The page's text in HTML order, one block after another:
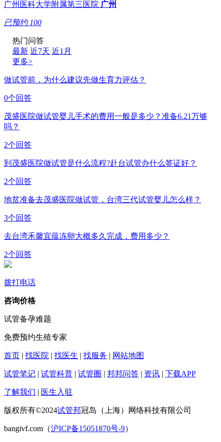
广州医科大学附属第三医院 广州
已预约 100
热门问答
最新 近7天 近1月
更多>
做试管前，为什么建议先做生育力评估？
0个回答
茂盛医院做试管婴儿手术的费用一般是多少？准备6.21万够
吗？
2个回答
到茂盛医院做试管是什么流程?赴台试管办什么签证好？
2个回答
地贫准备去茂盛医院做试管，台湾三代试管婴儿怎么样？
3个回答
去台湾禾馨宜蕴冻卵大概多久完成，费用多少？
2个回答
拨打电话
咨询价格
试管备孕难题
免费预约生殖专家
首页 | 找医院 | 找医生 | 找服务 | 网站地图
试管笔记 | 试管科普 | 试管圈 | 邦邦问答 | 资讯 | 下载APP
了解我们 | 医生入驻
版权所有©2024试管邦冠岛（上海）网络科技有限公司
bangivf.com（沪ICP备15051870号-9）